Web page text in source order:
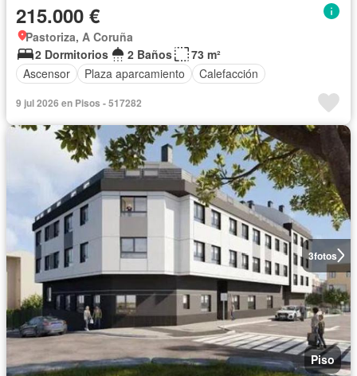
215.000 €
Pastoriza, A Coruña
2 Dormitorios
2 Baños
73 m²
Ascensor
Plaza aparcamiento Calefacción
9 jul 2026 en Pisos - 517282
3fotos
Piso